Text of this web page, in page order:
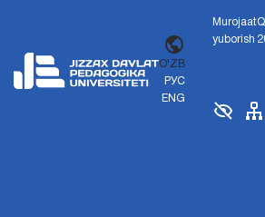
O'ZB
РУС
ENG
Murojaat
yuborish